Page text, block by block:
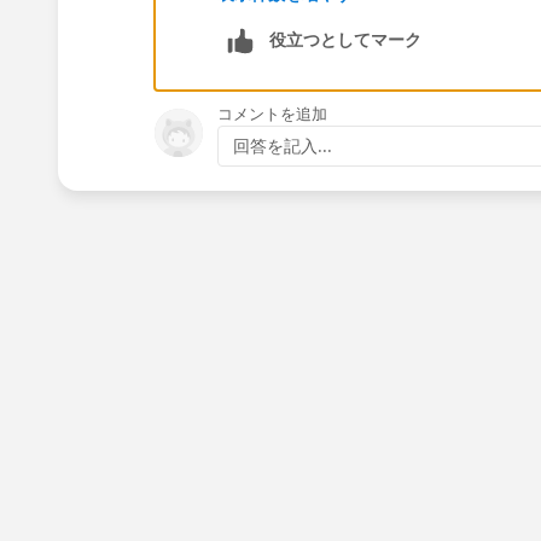
Managers with the tools and
However, the suitability of CPQ may
organization's sales processes, so it's
implementation.
役立つとしてマーク
コメントを追加
回答を記入...